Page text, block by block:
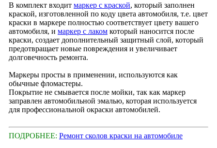
В комплект входит маркер с краской, который заполнен
краской, изготовленной по коду цвета автомобиля, т.е. цвет
краски в маркере полностью соответствует цвету вашего
автомобиля, и маркер с лаком который наносится после
краски, создает дополнительный защитный слой, который
предотвращает новые повреждения и увеличивает
долговечность ремонта.
Маркеры просты в применении, используются как
обычные фломастеры.
Покрытие не смывается после мойки, так как маркер
заправлен автомобильной эмалью, которая используется
для профессиональной окраски автомобилей.
ПОДРОБНЕЕ: Ремонт сколов краски на автомобиле